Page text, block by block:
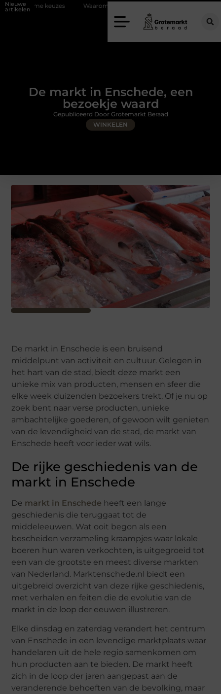
Nieuwe
artikelenWaarom kiezen voor een rijschool in Utrecht?
De markt in Enschede, een
bezoekje waard
WINKELEN
Gepubliceerd Door Grotemarkt Beraad
De markt in Enschede is een bruisend
middelpunt van activiteit en cultuur. Gelegen in
het hart van de stad, biedt deze markt een
unieke mix van producten, mensen en sfeer die
elke week duizenden bezoekers trekt. Of je nu op
zoek bent naar verse producten, unieke
ambachtelijke goederen, of gewoon wilt genieten
van de levendigheid van de stad, de markt van
Enschede heeft voor ieder wat wils.
De rijke geschiedenis van de
markt in Enschede
De markt in Enschede heeft een lange
geschiedenis die teruggaat tot de
middeleeuwen. Wat ooit begon als een
bescheiden verzameling kraampjes waar lokale
boeren hun waren verkochten, is uitgegroeid tot
een van de grootste en meest diverse markten
van Nederland. Marktenschede.nl biedt een
uitgebreid overzicht van deze rijke geschiedenis,
met verhalen en feiten die de evolutie van de
markt in de loop der eeuwen illustreren.
Elke dinsdag en zaterdag verandert het centrum
van Enschede in een levendige marktplaats waar
handelaren uit de hele regio samenkomen om
hun producten aan te bieden. De markt heeft
zich in de loop der jaren aangepast aan de
veranderende behoeften van de bevolking, maar